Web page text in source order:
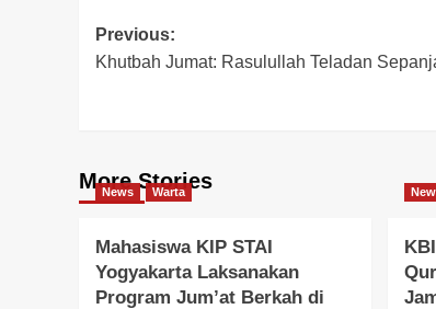
Post
navigation
Previous:
Khutbah Jumat: Rasulullah Teladan
More Stories
News Warta
Mahasiswa KIP STAI
Yogyakarta Laksanakan
Program Jum’at Berkah di